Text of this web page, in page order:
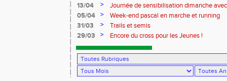
13/04
>
Journée de sensibilisation dimanche
l'association vivre avec Parkinson
05/04 >
Week-end pascal en marche et running
31/03
>
Trails et semis
29/03
> Encore du cross pour les Jeunes !